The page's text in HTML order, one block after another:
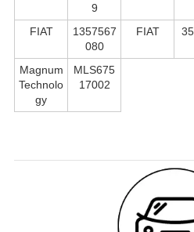
9
FIAT
1357567
080
FIAT
Magnum
Technolo
gy
MLS675
17002